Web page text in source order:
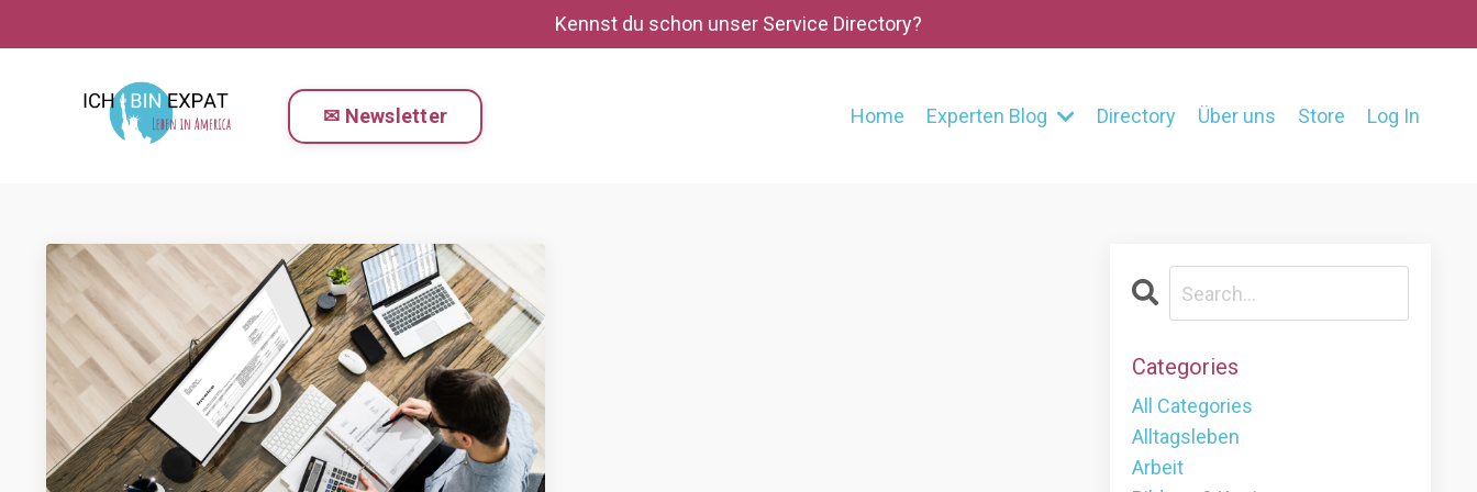
Kennst du schon unser Service Directory?
✉ Newsletter Home Experten Blog Directory Über uns Store Log In
Categories
All Categories
Alltagsleben
Arbeit